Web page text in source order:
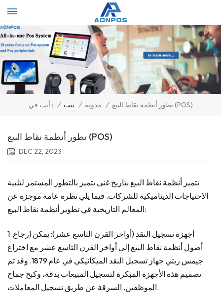
أنت في : / بيت / مدونة / تطور أنظمة نقاط البيع (POS)
تطور أنظمة نقاط البيع (POS)
DEC 22, 2023
تتميز أنظمة نقاط البيع بتاريخ غني يتميز بالتطور المستمر لتلبية
الاحتياجات الديناميكية للشركات. فيما يلي نظرة عامة موجزة عن
المعالم التاريخية في تطوير أنظمة نقاط البيع:
1. أجهزة تسجيل النقد (أواخر القرن التاسع عشر): يمكن إرجاع
أصول أنظمة نقاط البيع إلى أواخر القرن التاسع عشر مع اختراع
جيمس ريتي جهاز تسجيل النقد الميكانيكي في عام 1879. وقد تم
تصميم هذه الأجهزة المبكرة لتسجيل المبيعات بدقة، وكبح جماح
الموظفين. السرقة عن طريق تسجيل المعاملات.